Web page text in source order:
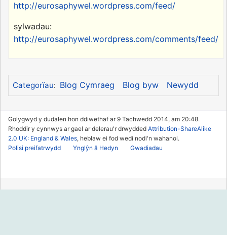
http://eurosaphywel.wordpress.com/feed/
sylwadau:
http://eurosaphywel.wordpress.com/comments/feed/
Categorïau: Blog Cymraeg Blog byw Newydd
Golygwyd y dudalen hon ddiwethaf ar 9 Tachwedd 2014, am 20:48.
Rhoddir y cynnwys ar gael ar delerau'r drwydded Attribution-ShareAlike
2.0 UK: England & Wales, heblaw ei fod wedi nodi'n wahanol.
Polisi preifatrwydd
Ynglŷn â Hedyn Gwadiadau